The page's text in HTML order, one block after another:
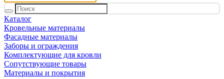
Каталог
Кровельные материалы
Фасадные материалы
Заборы и ограждения
Комплектующие для кровли
Сопутствующие товары
Материалы и покрытия